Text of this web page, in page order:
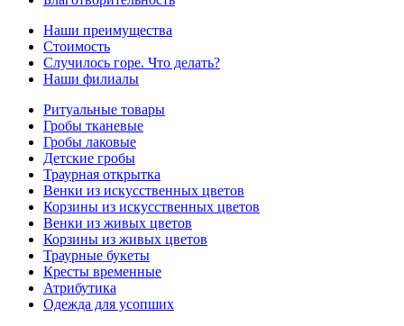
Наши преимущества
Стоимость
Случилось горе. Что делать?
Наши филиалы
Ритуальные товары
Гробы тканевые
Гробы лаковые
Детские гробы
Траурная открытка
Венки из искусственных цветов
Корзины из искусственных цветов
Венки из живых цветов
Корзины из живых цветов
Траурные букеты
Кресты временные
Атрибутика
Одежда для усопших